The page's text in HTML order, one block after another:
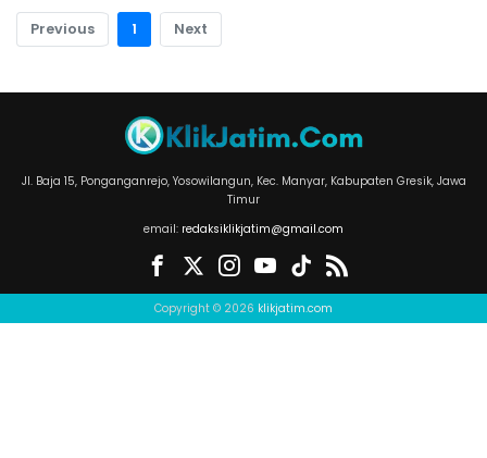
Previous 1 Next
Jl. Baja 15, Ponganganrejo, Yosowilangun, Kec. Manyar, Kabupaten Gresik, Jawa
Timur
email: redaksiklikjatim@gmail.com
Copyright © 2026 klikjatim.com